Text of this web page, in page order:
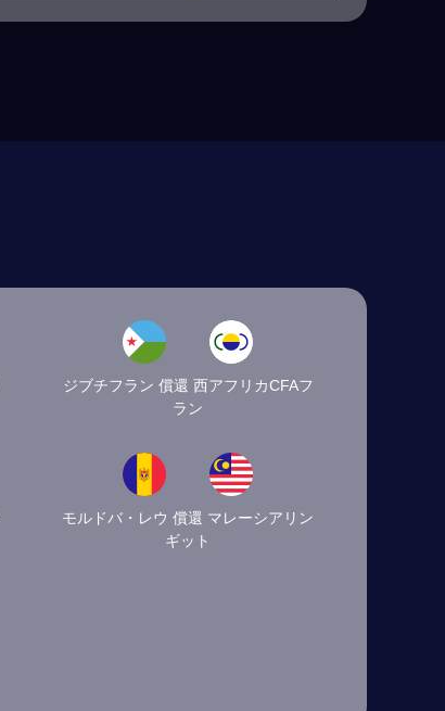
ジブチフラン 償還 西アフリカCFAフ
ラン
モルドバ・レウ 償還 マレーシアリン
ギット